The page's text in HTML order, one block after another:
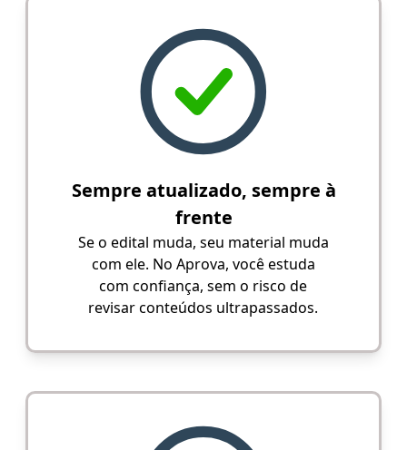
Sempre atualizado, sempre à
frente
Se o edital muda, seu material muda
com ele. No Aprova, você estuda
com confiança, sem o risco de
revisar conteúdos ultrapassados.